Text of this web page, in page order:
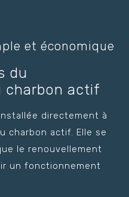
et économique
du
charbon actif
directement à
charbon actif. Elle se
le renouvellement
un fonctionnement